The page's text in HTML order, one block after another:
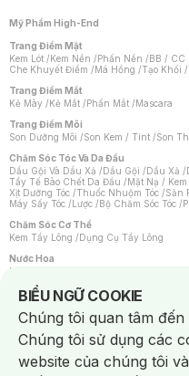
Mỹ Phẩm High-End
Trang Điểm Mặt
Kem Lót /Kem Nền /Phấn Nền /BB / CC
Che Khuyết Điểm /Má Hồng /Tạo Khối
Trang Điểm Mắt
Kẻ Mày /Kẻ Mắt /Phấn Mắt /Mascara
Trang Điểm Môi
Son Dưỡng Môi /Son Kem / Tint /Son
Chăm Sóc Tóc Và Da Đầu
Dầu Gội Và Dầu Xả /Dầu Gội /Dầu Xả /
Tẩy Tế Bào Chết Da Đầu /Mặt Nạ / Kem
Xịt Dưỡng Tóc /Thuốc Nhuộm Tóc /Sản
Máy Sấy Tóc /Lược /Bộ Chăm Sóc Tóc /
Chăm Sóc Cơ Thể
Kem Tẩy Lông /Dụng Cụ Tẩy Lông
Nước Hoa
Nước Hoa Nữ
Chăm Sóc Cá Nhân
Chống Muỗi /Khẩu Trang /Máy
Sản Phẩm Chăm Sóc Khác /Bàn Chải
Hỗ Trợ Trắng Răng/Kem Đánh Răng /
Tăm / Chỉ Nha Khoa/ Xịt Thơm Miệng /
Khăn Ướt Vệ Sinh Vùng Kín/Băng Vệ
Máy Cạo Râu
BIỂU NGỮ COOKIE
Notice about cookies usage
Chúng tôi quan tâm
Chúng tôi sử dụng các
website của chúng tôi